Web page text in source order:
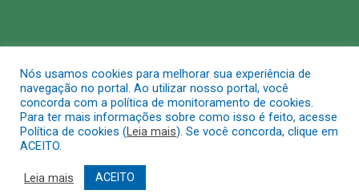
Todos os direitos reservados a Defensoria Pública de Roraima
Mapa do Site Acessar Área Administrativa
Nós usamos cookies para melhorar sua experiência de
navegação no portal. Ao utilizar nosso portal, você
concorda com a política de monitoramento de cookies.
Para ter mais informações sobre como isso é feito, acesse
Política de cookies (Leia mais). Se você concorda, clique em
ACEITO.
Leia mais ACEITO